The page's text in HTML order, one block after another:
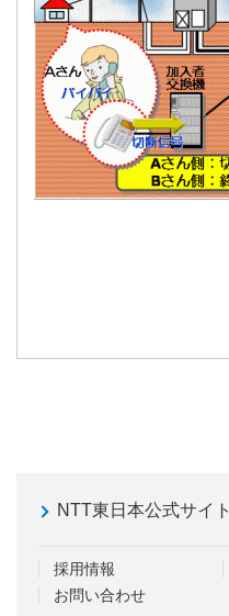
NTT東日本公式サイト
採用情報
お問い合わせ